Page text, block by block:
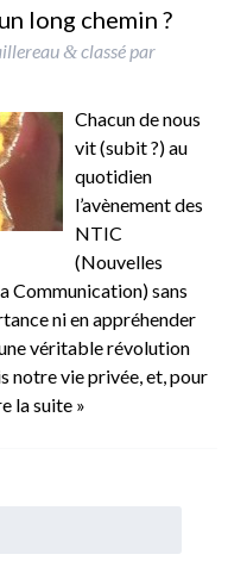
long chemin ?
&classé par
Chacun de nous
vit (subit ?) au
quotidien
l’avènement des
NTIC
(Nouvelles
Communication) sans
ni en appréhender
véritable révolution
notre vie privée, et, pour
la suite »